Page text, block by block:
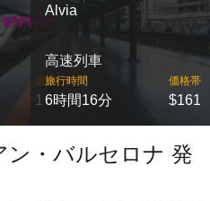
出発
1
Alvia
高速列車
旅行時間
6時間16分
価格帯
$161
・バルセロナ 発